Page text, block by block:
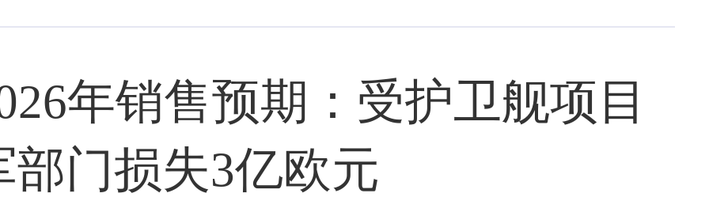
年销售预期：受护卫舰项目
门损失3亿欧元